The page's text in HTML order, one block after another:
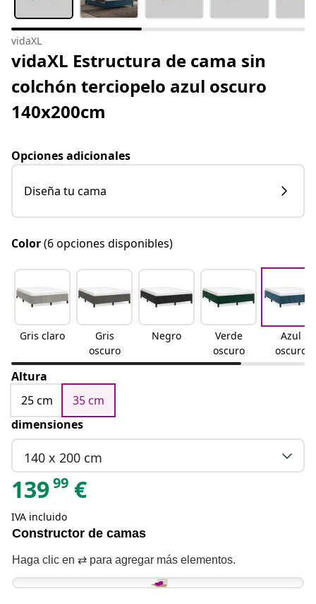
vidaXL
vidaXL Estructura de cama sin
colchón terciopelo azul oscuro
140x200cm
Opciones adicionales
Diseña tu cama
Color(6 opciones disponibles)
Gris claro
Gris
oscuro
Negro
Verde
oscuro
Azul
oscuro
Altura
25 cm
35 cm
dimensiones
140 x 200 cm
13999 €
IVA incluido